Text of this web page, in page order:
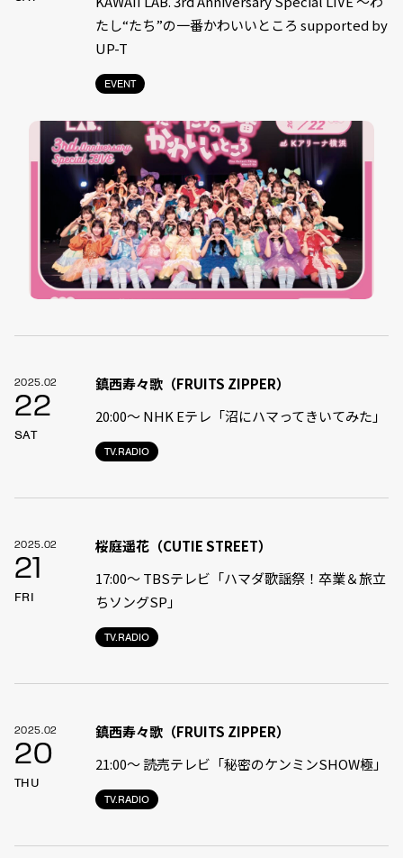
EVENT
たし“たち”の一番かわいいところ supported by
UP-T
2025.02
22
SAT
TV.RADIO
鎮西寿々歌（FRUITS ZIPPER）
20:00〜 NHK Eテレ「沼にハマってきいてみた」
2025.02
21
FRI
TV.RADIO
桜庭遥花（CUTIE STREET）
17:00〜 TBSテレビ「ハマダ歌謡祭！卒業＆旅立
ちソングSP」
2025.02
20
THU
TV.RADIO
鎮西寿々歌（FRUITS ZIPPER）
21:00〜 読売テレビ「秘密のケンミンSHOW極」